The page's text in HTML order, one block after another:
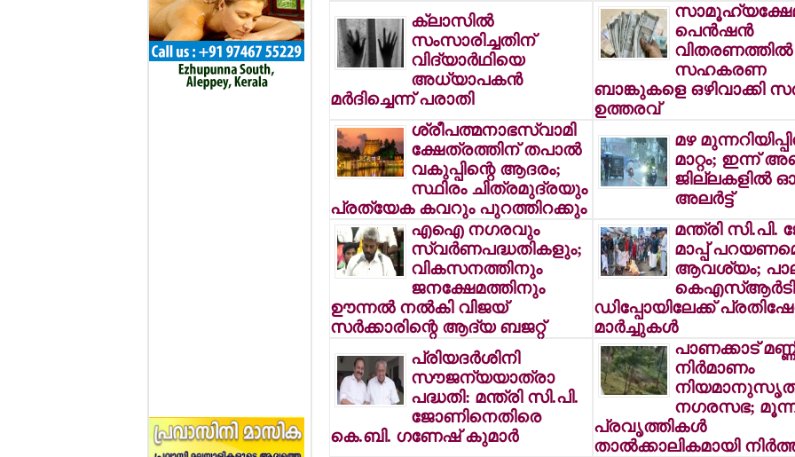
ക്ലാസില്‍
സംസാരിച്ചതിന്
വിദ്യാര്‍ഥിയെ
അധ്യാപകന്‍
മര്‍ദിച്ചെന്ന് പരാതി
പെന്‍ഷന്‍
വിതരണത്തില്‍
സഹകരണ
ബാങ്കുകളെ ഒഴിവാക്കി
ഉത്തരവ്
ശ്രീപത്മനാഭസ്വാമി
ക്ഷേത്രത്തിന് തപാല്‍
വകുപ്പിന്റെ ആദരം;
സ്ഥിരം ചിത്രമുദ്രയും
പ്രത്യേക കവറും പുറത്തിറക്കും
മഴ
മാറ്റം; ഇന്ന്
ജില്ലകളില്‍
അലര്‍ട്ട്
എഐ നഗരവും
സ്വര്‍ണപദ്ധതികളും;
വികസനത്തിനും
ജനക്ഷേമത്തിനും
ഊന്നല്‍ നല്‍കി വിജയ്
സര്‍ക്കാരിന്റെ ആദ്യ ബജറ്റ്
മന്ത്രി
മാപ്പ്
ആവശ്യം;
ഡിപ്പോയിലേക്ക്
മാര്‍ച്ചുകള്‍
പ്രിയദര്‍ശിനി
സൗജന്യയാത്രാ
പദ്ധതി: മന്ത്രി സി.പി.
ജോണിനെതിരെ
കെ.ബി. ഗണേഷ് കുമാര്‍
പാണക്കാട്
നിര്‍മാണം
നഗരസഭ;
പ്രവൃത്തികള്‍
താല്‍ക്കാലികമായി